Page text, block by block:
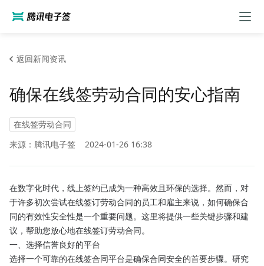
返回新闻资讯
确保在线签劳动合同的安心指南
在线签劳动合同
来源：腾讯电子签
2024-01-26 16:38
在数字化时代，线上签约已成为一种高效且环保的选择。然而，对
于许多初次尝试在线签订劳动合同的员工和雇主来说，如何确保合
同的有效性安全性是一个重要问题。这里将提供一些关键步骤和建
议，帮助您放心地在线签订劳动合同。
一、选择信誉良好的平台
选择一个可靠的在线签合同平台是确保合同安全的首要步骤。研究